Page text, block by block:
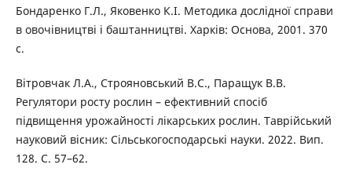
Бондаренко Г.Л., Яковенко К.І. Методика дослідної справи
в овочівництві і баштанництві. Харків: Основа, 2001. 370
с.
Вітровчак Л.А., Строяновський В.С., Паращук В.В.
Регулятори росту рослин – ефективний спосіб
підвищення урожайності лікарських рослин. Таврійський
науковий вісник: Сільськогосподарські науки. 2022. Вип.
128. С. 57–62.